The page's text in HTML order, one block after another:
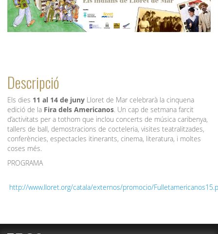
Descripció
Els dies 11 al 14 de juny Lloret de Mar celebrarà la cinquena
edició de la Fira dels Americanos. Un cap de setmana farcit
d’activitats per a tothom que inclou concerts de música caribenya,
tallers de ball, demostracions de cocteleria, visites teatralitzades,
conferències, espectacles itinerants, cinema, literatura, i moltes
coses més.
PROGRAMA
http://www.lloret.org/catala/externos/promocio/